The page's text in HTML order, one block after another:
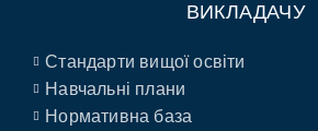
ВИКЛАДАЧУ
Стандарти вищої освіти
Навчальні плани
Нормативна база